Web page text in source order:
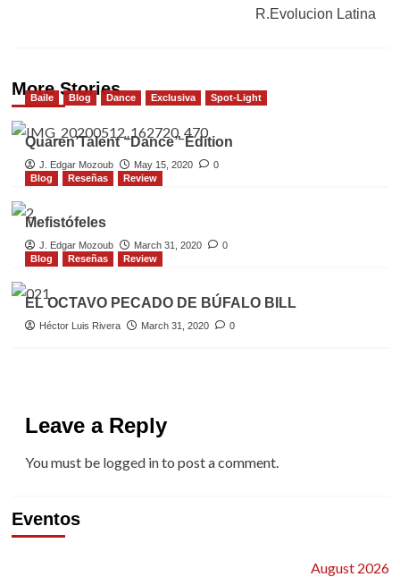
R.Evolucion Latina
More Stories
Baile Blog Dance Exclusiva Spot-Light
Quaren’Talent “Dance” Edition
J. Edgar Mozoub May 15, 2020
0
Blog
Reseñas Review
Mefistófeles
J. Edgar Mozoub March 31, 2020
0
Blog
Reseñas Review
EL OCTAVO PECADO DE BÚFALO BILL
Héctor Luis Rivera March 31, 2020 0
Leave a Reply
You must be logged into post a comment.
Eventos
August 2026